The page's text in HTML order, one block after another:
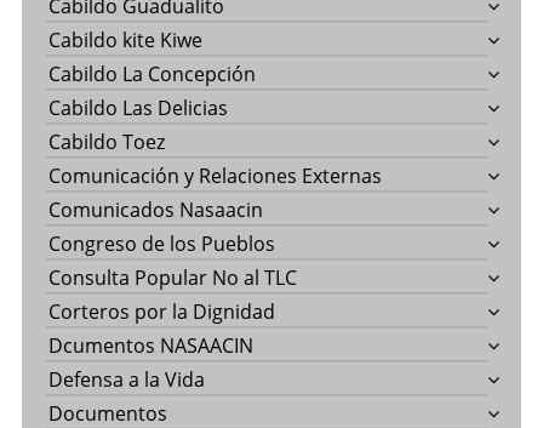
Cabildo Guadualito
Cabildo kite Kiwe
Cabildo La Concepción
Cabildo Las Delicias
Cabildo Toez
Comunicación y Relaciones Externas
Comunicados Nasaacin
Congreso de los Pueblos
Consulta Popular No al TLC
Corteros por la Dignidad
Dcumentos NASAACIN
Defensa a la Vida
Documentos